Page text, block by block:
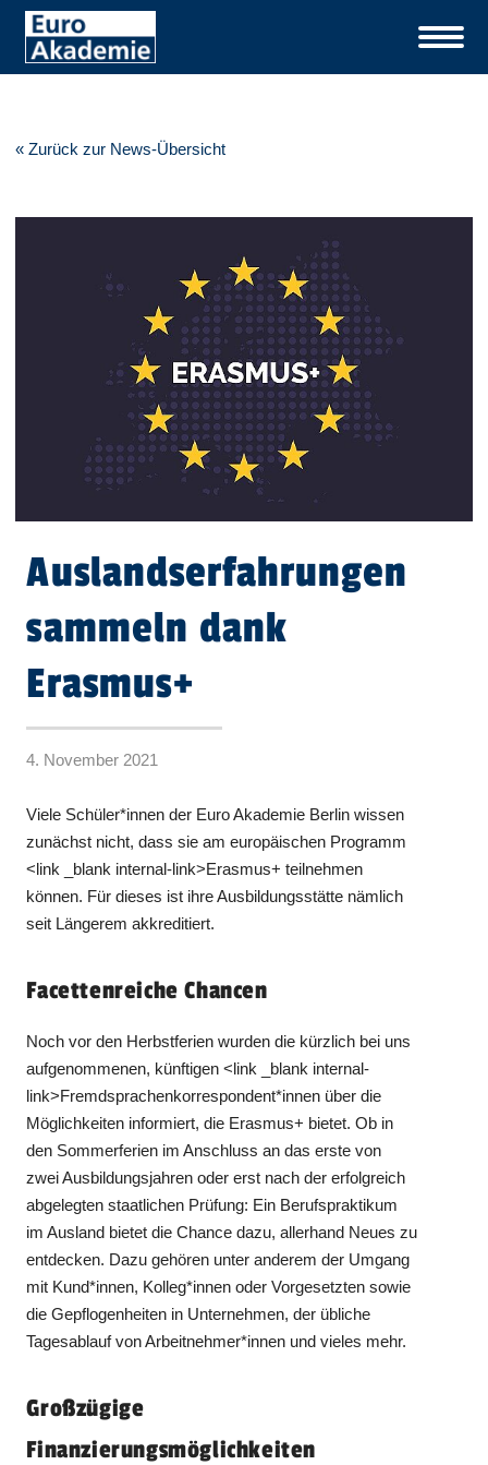
« Zurück zur News-Übersicht
Auslandserfahrungen
sammeln dank
Erasmus+
4. November 2021
Viele Schüler*innen der Euro Akademie Berlin wissen
zunächst nicht, dass sie am europäischen Programm
<link _blank internal-link>Erasmus+ teilnehmen
können. Für dieses ist ihre Ausbildungsstätte nämlich
seit Längerem akkreditiert.
Facettenreiche Chancen
Noch vor den Herbstferien wurden die kürzlich bei uns
aufgenommenen, künftigen <link _blank internal-
link>Fremdsprachenkorrespondent*innen über die
Möglichkeiten informiert, die Erasmus+ bietet. Ob in
den Sommerferien im Anschluss an das erste von
zwei Ausbildungsjahren oder erst nach der erfolgreich
abgelegten staatlichen Prüfung: Ein Berufspraktikum
im Ausland bietet die Chance dazu, allerhand Neues zu
entdecken. Dazu gehören unter anderem der Umgang
mit Kund*innen, Kolleg*innen oder Vorgesetzten sowie
die Gepflogenheiten in Unternehmen, der übliche
Tagesablauf von Arbeitnehmer*innen und vieles mehr.
Großzügige
Finanzierungsmöglichkeiten